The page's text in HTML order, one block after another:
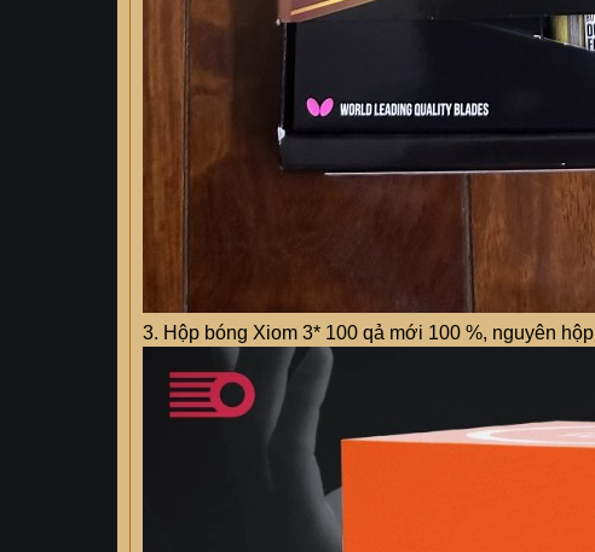
3. Hộp bóng Xiom 3* 100 qả mới 100 %, nguyên hộp